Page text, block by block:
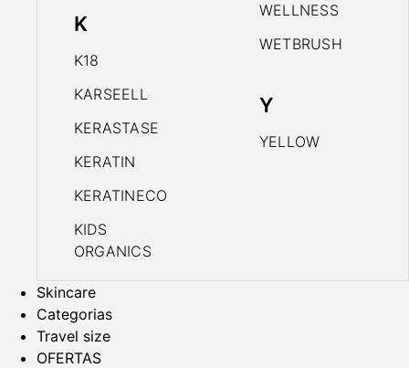
K
K18
KARSEELL
KERASTASE
KERATIN
KERATINECO
KIDS
ORGANICS
WELLNESS
WETBRUSH
Y
YELLOW
Skincare
Categorias
Travel size
OFERTAS